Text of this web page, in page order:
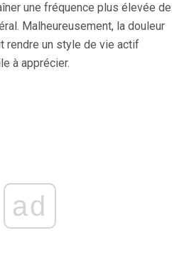
une fréquence plus élevée de
Malheureusement, la douleur
rendre un style de vie actif
à apprécier.
ad